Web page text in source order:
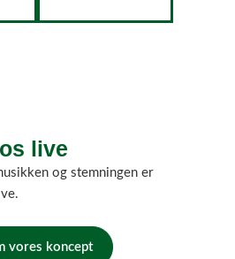
live
og stemningen er
vores koncept